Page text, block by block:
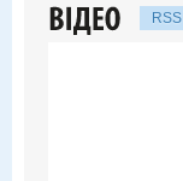
RSS